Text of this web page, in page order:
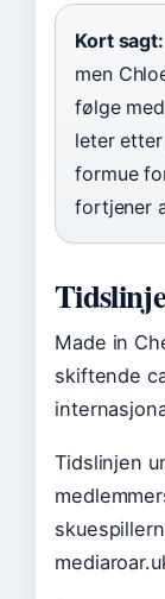
Kort sagt:
men
følge
leter
formue
fortjener
Tidslinje
Made in
skiftende
Tidslinjen